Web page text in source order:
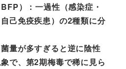
）
：一過性（感染症・
己免疫疾患）の2種類に分
菌量が多すぎると逆に陰性
で、第2期梅毒で稀に見ら